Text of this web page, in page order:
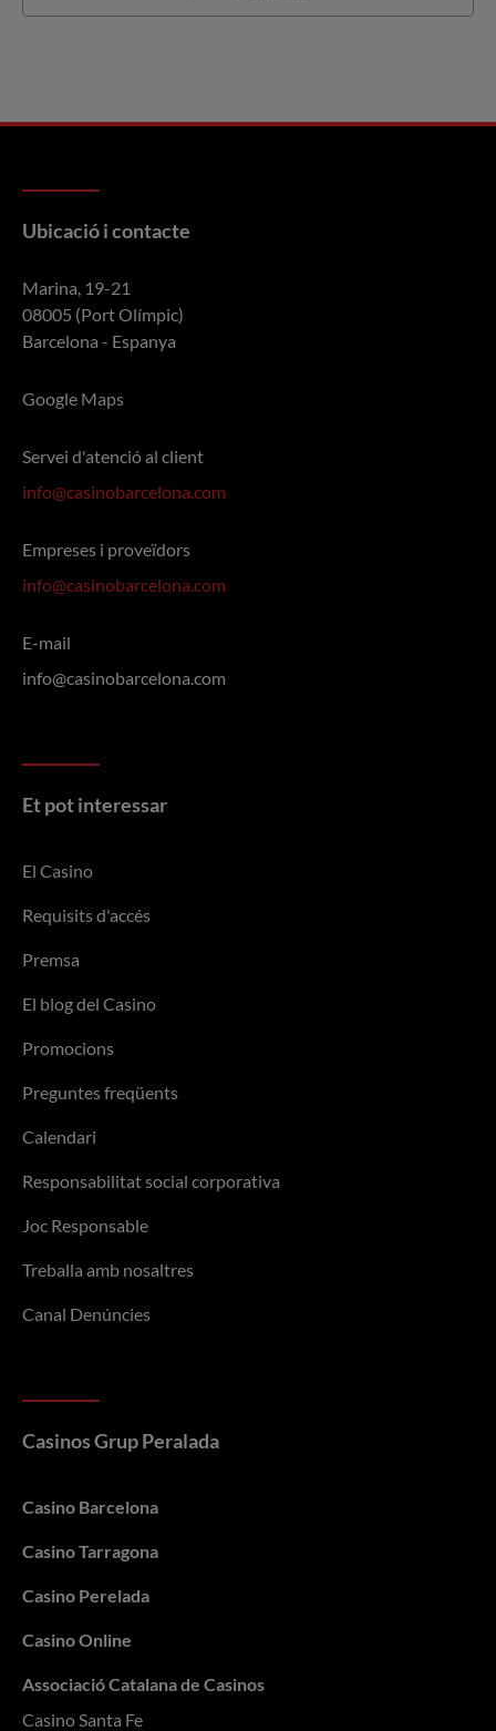
Ubicació i contacte
Marina, 19-21
08005 (Port Olímpic)
Barcelona - Espanya
Google Maps
Servei d'atenció al client
info@casinobarcelona.com
Empreses i proveïdors
info@casinobarcelona.com
E-mail
info@casinobarcelona.com
Et pot interessar
El Casino
Requisits d'accés
Premsa
El blog del Casino
Promocions
Preguntes freqüents
Calendari
Responsabilitat social corporativa
Joc Responsable
Treballa amb nosaltres
Canal Denúncies
Casinos Grup Peralada
Casino Barcelona
Casino Tarragona
Casino Perelada
Casino Online
Associació Catalana de Casinos
Casino Santa Fe